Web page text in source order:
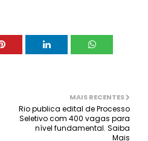
MAIS RECENTES
Rio publica edital de Processo
Seletivo com 400 vagas para
nível fundamental. Saiba
Mais